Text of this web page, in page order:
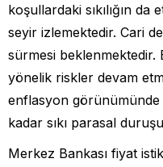
koşullardaki sıkılığın
seyir izlemektedir. Cari
sürmesi beklenmektedir.
yönelik riskler devam
enflasyon
kadar sıkı parasal
Merkez Bankası fiyat